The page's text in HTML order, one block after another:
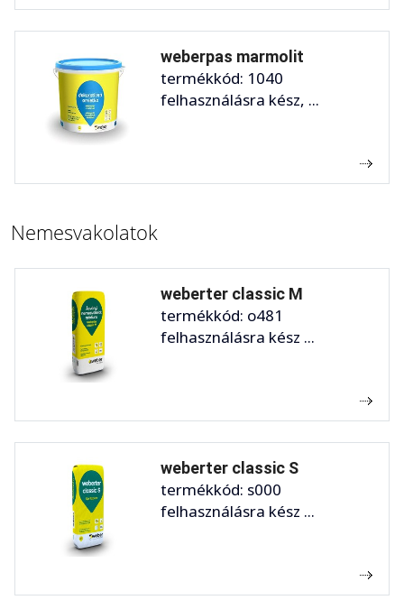
weberpas marmolit
termékkód: 1040
felhasználásra kész, ...
Nemesvakolatok
weberter classic M
termékkód: o481
felhasználásra kész ...
weberter classic S
termékkód: s000
felhasználásra kész ...